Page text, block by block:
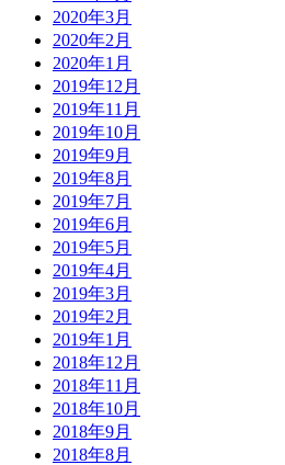
2020年3月
2020年2月
2020年1月
2019年12月
2019年11月
2019年10月
2019年9月
2019年8月
2019年7月
2019年6月
2019年5月
2019年4月
2019年3月
2019年2月
2019年1月
2018年12月
2018年11月
2018年10月
2018年9月
2018年8月